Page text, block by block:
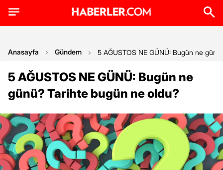
Anasayfa Gündem 5 AĞUSTOS NE GÜNÜ: Bugün ne
5 AĞUSTOS NE GÜNÜ: Bugün ne
günü? Tarihte bugün ne oldu?